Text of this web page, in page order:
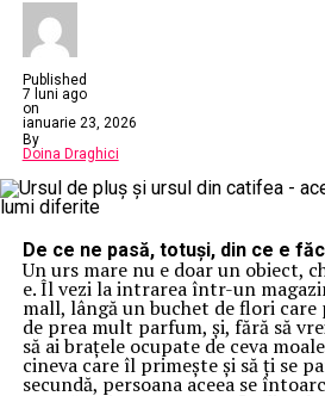
Published
7 luni ago
on
ianuarie 23, 2026
By
Doina Draghici
De ce ne pasă, totuși, din ce e
Un urs mare nu e doar un obiect,
e. Îl vezi la intrarea într-un
mall, lângă un buchet de flori care
de prea mult parfum, și, fără să
să ai brațele ocupate de ceva
cineva care îl primește și să ți se
secundă, persoana aceea se